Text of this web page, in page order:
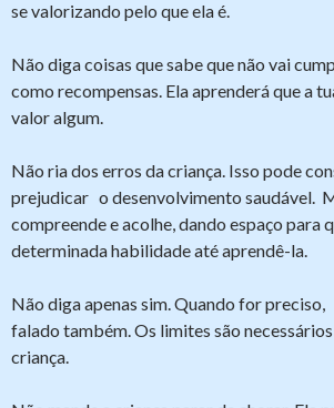
se valorizando pelo que ela é.
Não diga coisas que sabe que não vai
como recompensas. Ela aprenderá que a
valor algum.
Não ria dos erros da criança. Isso pode
prejudicar o desenvolvimento saudável.
compreende e acolhe, dando espaço para
determinada habilidade até aprendê-la.
Não diga apenas sim. Quando for preciso,
falado também. Os limites são
criança.